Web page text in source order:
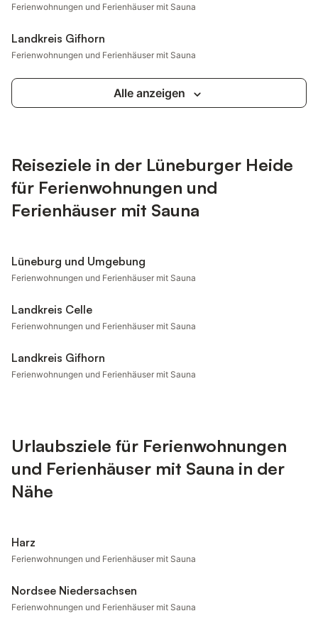
Ferienwohnungen und Ferienhäuser mit Sauna
Landkreis Gifhorn
Ferienwohnungen und Ferienhäuser mit Sauna
Alle anzeigen
Reiseziele in der Lüneburger Heide
für Ferienwohnungen und
Ferienhäuser mit Sauna
Lüneburg und Umgebung
Ferienwohnungen und Ferienhäuser mit Sauna
Landkreis Celle
Ferienwohnungen und Ferienhäuser mit Sauna
Landkreis Gifhorn
Ferienwohnungen und Ferienhäuser mit Sauna
Urlaubsziele für Ferienwohnungen
und Ferienhäuser mit Sauna in der
Nähe
Harz
Ferienwohnungen und Ferienhäuser mit Sauna
Nordsee Niedersachsen
Ferienwohnungen und Ferienhäuser mit Sauna